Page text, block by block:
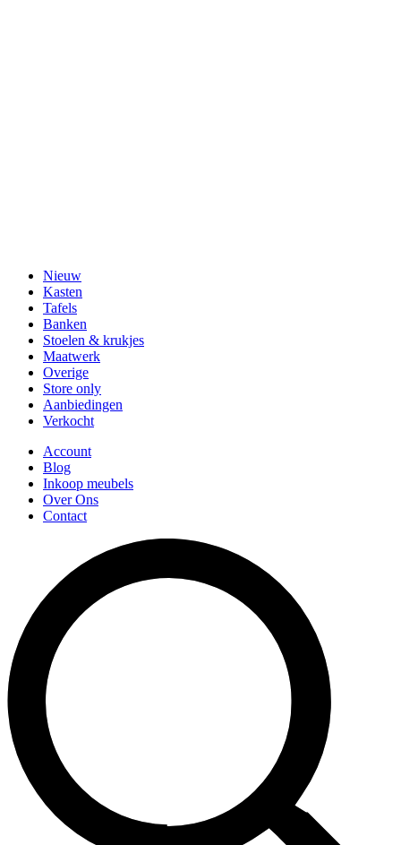
Nieuw
Kasten
Tafels
Banken
Stoelen & krukjes
Maatwerk
Overige
Store only
Aanbiedingen
Verkocht
Account
Blog
Inkoop meubels
Over Ons
Contact